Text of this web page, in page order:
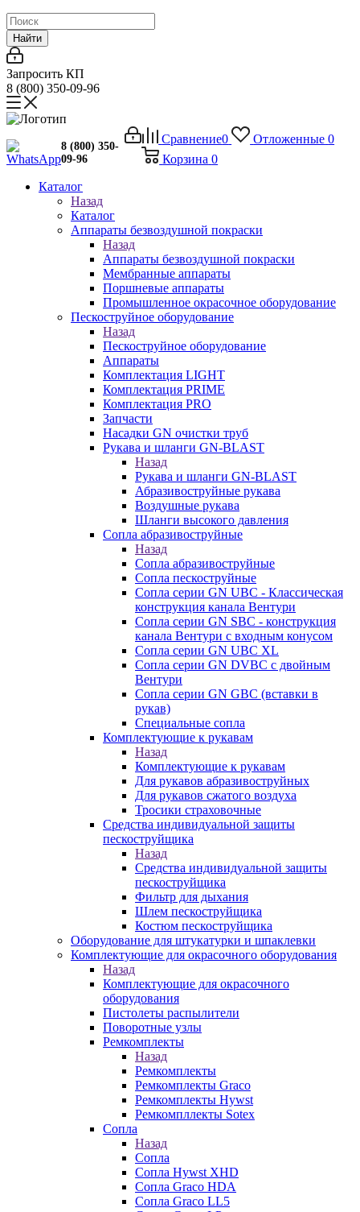
Найти
Запросить КП
8 (800) 350-09-96
Сравнение0 Отложенные 0
Корзина 0
8 (800) 350-
09-96
Каталог
Назад
Каталог
Аппараты безвоздушной покраски
Назад
Аппараты безвоздушной покраски
Мембранные аппараты
Поршневые аппараты
Промышленное окрасочное оборудование
Пескоструйное оборудование
Назад
Пескоструйное оборудование
Аппараты
Комплектация LIGHT
Комплектация PRIME
Комплектация PRO
Запчасти
Насадки GN очистки труб
Рукава и шланги GN-BLAST
Назад
Рукава и шланги GN-BLAST
Абразивоструйные рукава
Воздушные рукава
Шланги высокого давления
Сопла абразивоструйные
Назад
Сопла абразивоструйные
Сопла пескоструйные
Сопла серии GN UBC - Классическая
конструкция канала Вентури
Сопла серии GN SBC - конструкция
канала Вентури c входным конусом
Сопла серии GN UBC XL
Сопла серии GN DVBC с двойным
Вентури
Сопла серии GN GBC (вставки в
рукав)
Специальные сопла
Комплектующие к рукавам
Назад
Комплектующие к рукавам
Для рукавов абразивоструйных
Для рукавов сжатого воздуха
Тросики страховочные
Средства индивидуальной защиты
пескоструйщика
Назад
Средства индивидуальной защиты
пескоструйщика
Фильтр для дыхания
Шлем пескоструйщика
Костюм пескоструйщика
Оборудование для штукатурки и шпаклевки
Комплектующие для окрасочного оборудования
Назад
Комплектующие для окрасочного
оборудования
Пистолеты распылители
Поворотные узлы
Ремкомплекты
Назад
Ремкомплекты
Ремкомплекты Graco
Ремкомплекты Hywst
Ремкомпллекты Sotex
Сопла
Назад
Сопла
Сопла Hywst XHD
Сопла Graco HDA
Сопла Graco LL5